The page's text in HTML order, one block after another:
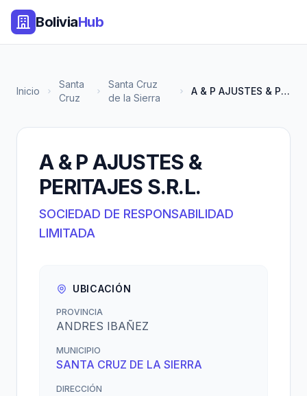
BoliviaHub
Inicio
Santa
Cruz
Santa Cruz
de la Sierra
A & P AJUSTES & PERITAJES S.R....
A & P AJUSTES &
PERITAJES S.R.L.
SOCIEDAD DE RESPONSABILIDAD
LIMITADA
UBICACIÓN
PROVINCIA
ANDRES IBAÑEZ
MUNICIPIO
SANTA CRUZ DE LA SIERRA
DIRECCIÓN